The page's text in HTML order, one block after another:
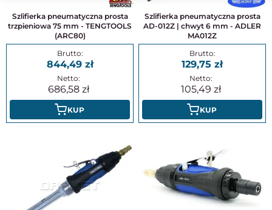
Szlifierka pneumatyczna prosta
trzpieniowa 75 mm - TENGTOOLS
(ARC80)
844,49
686,58
KUP
Szlifierka pneumatyczna prosta
AD-012Z | chwyt 6 mm - ADLER
MA012Z
129,75
105,49
KUP